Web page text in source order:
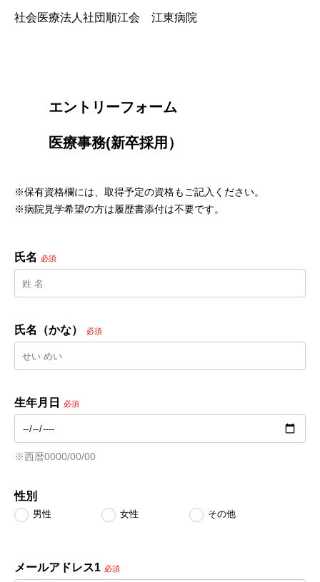
社会医療法人社団順江会 江東病院
        エントリーフォーム
※保有資格欄には、取得予定の資格もご記入ください。
※病院見学希望の方は履歴書添付は不要です。
氏名 必須
氏名（かな） 必須
生年月日 必須
※西暦0000/00/00
性別
男性 女性 その他
メールアドレス1 必須